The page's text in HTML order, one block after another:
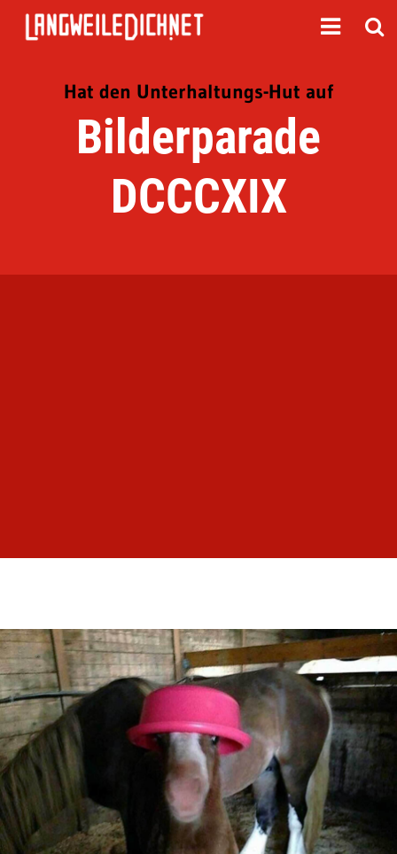
Hat den Unterhaltungs-Hut auf
Bilderparade
DCCCXIX